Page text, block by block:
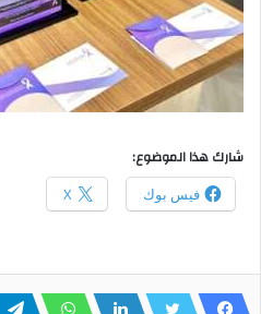
شارك هذا الموضوع:
فيس بوك X